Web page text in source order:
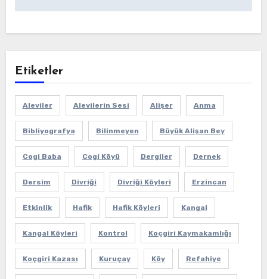
Etiketler
Aleviler Alevilerin Sesi Alişer Anma
Bibliyografya Bilinmeyen Büyük Alişan Bey
Cogi Baba Cogi Köyü Dergiler Dernek
Dersim Divriği Divriği Köyleri Erzincan
Etkinlik Hafik Hafik Köyleri Kangal
Kangal Köyleri Kontrol Koçgiri Kaymakamlığı
Koçgiri Kazası Kuruçay Köy Refahiye